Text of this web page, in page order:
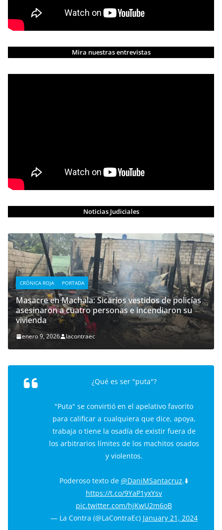
Mira nuestras entrevistas
Noticias Judiciales
CRÓNICA ROJA PORTADA
Masacre en Machala: Sicarios vestidos de policías
asesinaron a cuatro personas e incendiaron su
vivienda
enero 9, 2026 lacontraec
¿Qué es ser "puta"?
"Puta" se convirtió en el apelativo favorito
para calificar a cualquiera que dice, apoya,
trabaja o tiene la osadía de existir fuera de
los arbitrarios límites de los machitos osados
y violentos.
Poderoso texto de @DaniMSantacruz.⬇️
https://t.co/9YaP1yxYsv
pic.twitter.com/hjKwU2m6oB
— La Contra (@LaContraEc) January 21, 2024